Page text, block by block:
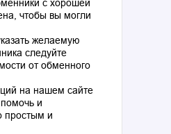
с хорошей
чтобы вы могли
желаемую
следуйте
от обменного
на нашем сайте
и
простым и